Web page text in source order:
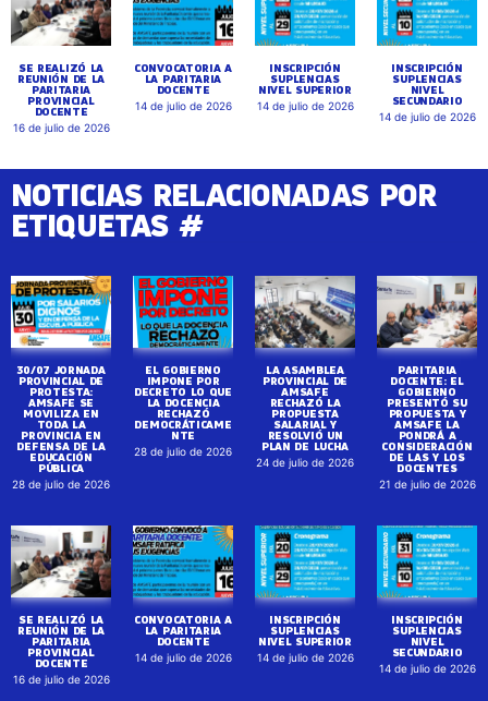
SE REALIZÓ LA
REUNIÓN DE LA
PARITARIA
PROVINCIAL
DOCENTE
16 de julio de 2026
CONVOCATORIA A
LA PARITARIA
DOCENTE
14 de julio de 2026
INSCRIPCIÓN
SUPLENCIAS
NIVEL SUPERIOR
14 de julio de 2026
INSCRIPCIÓN
SUPLENCIAS
NIVEL
SECUNDARIO
14 de julio de 2026
NOTICIAS RELACIONADAS POR
ETIQUETAS #
30/07 JORNADA
PROVINCIAL DE
PROTESTA:
AMSAFE SE
MOVILIZA EN
TODA LA
PROVINCIA EN
DEFENSA DE LA
EDUCACIÓN
PÚBLICA
28 de julio de 2026
EL GOBIERNO
IMPONE POR
DECRETO LO QUE
LA DOCENCIA
RECHAZÓ
DEMOCRÁTICAME
NTE
28 de julio de 2026
LA ASAMBLEA
PROVINCIAL DE
AMSAFE
RECHAZÓ LA
PROPUESTA
SALARIAL Y
RESOLVIÓ UN
PLAN DE LUCHA
24 de julio de 2026
PARITARIA
DOCENTE: EL
GOBIERNO
PRESENTÓ SU
PROPUESTA Y
AMSAFE LA
PONDRÁ A
CONSIDERACIÓN
DE LAS Y LOS
DOCENTES
21 de julio de 2026
SE REALIZÓ LA
REUNIÓN DE LA
PARITARIA
PROVINCIAL
DOCENTE
16 de julio de 2026
CONVOCATORIA A
LA PARITARIA
DOCENTE
14 de julio de 2026
INSCRIPCIÓN
SUPLENCIAS
NIVEL SUPERIOR
14 de julio de 2026
INSCRIPCIÓN
SUPLENCIAS
NIVEL
SECUNDARIO
14 de julio de 2026